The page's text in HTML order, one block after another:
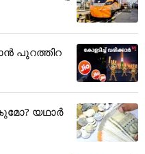
പുറത്തിറ
യഥാർ